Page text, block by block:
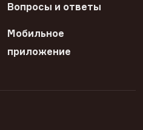
Вопросы и ответы
Мобильное
приложение